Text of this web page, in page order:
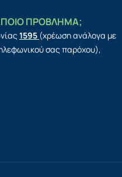
ΠΡΟΒΛΗΜΑ;
1595 (χρέωση ανάλογα με
σας παρόχου),